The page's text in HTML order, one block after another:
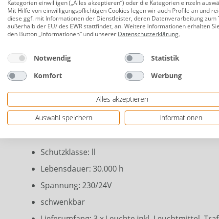
Technik: LED
Leistung: 7,5 W
Lichtstrom: 90 lm
Lichtfarbe: 3.000 K (warmweiß)
Farbe: anthrazit
Maße: 22,3 x 7,7 x 2,1 (H x T x Ø)
Schutzklasse: ll
Lebensdauer: 30.000 h
Spannung: 230/24V
schwenkbar
Kategorien einwilligen („Alles akzeptieren“) oder die Kategorien einzeln
Mit Hilfe von einwilligungspflichtigen Cookies legen wir auch Profile an und
diese ggf. mit Informationen der Dienstleister, deren Datenverarbeitung zum
außerhalb der EU/ des EWR stattfindet, an. Weitere Informationen erhalten
den Button „Informationen“ und unserer Datenschutzerklärung.
Notwendig
Statistik
Komfort
Werbung
Alles akzeptieren
Auswahl speichern
Informationen